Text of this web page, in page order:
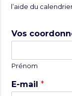
l’aide du
Vos
Prénom
E-mail*